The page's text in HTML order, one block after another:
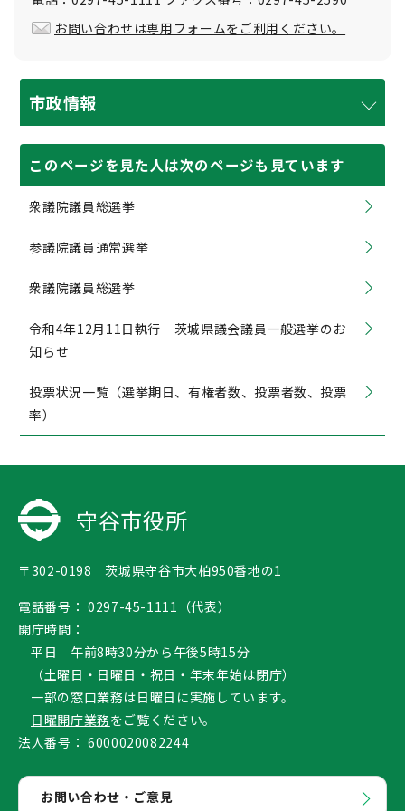
お問い合わせは専用フォームをご利用ください。
市政情報
このページを見た人は次のページも見ています
衆議院議員総選挙
参議院議員通常選挙
衆議院議員総選挙
令和4年12月11日執行 茨城県議会議員一般選挙のお
知らせ
投票状況一覧（選挙期日、有権者数、投票者数、投票
率）
守谷市役所
〒302-0198 茨城県守谷市大柏950番地の1
電話番号： 0297-45-1111（代表）
開庁時間：
平日 午前8時30分から午後5時15分
（土曜日・日曜日・祝日・年末年始は閉庁）
一部の窓口業務は日曜日に実施しています。
日曜開庁業務をご覧ください。
法人番号： 6000020082244
お問い合わせ・ご意見